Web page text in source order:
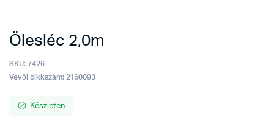
Ölesléc 2,0m
SKU: 7426
Vevői cikkszám: 2160093
Készleten